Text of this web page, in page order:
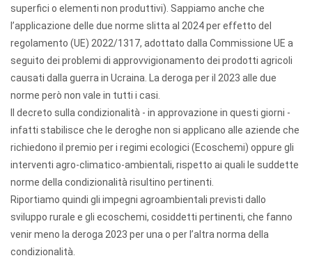
superfici o elementi non produttivi). Sappiamo anche che
l’applicazione delle due norme slitta al 2024 per effetto del
regolamento (UE) 2022/1317, adottato dalla Commissione UE a
seguito dei problemi di approvvigionamento dei prodotti agricoli
causati dalla guerra in Ucraina. La deroga per il 2023 alle due
norme però non vale in tutti i casi.
Il decreto sulla condizionalità - in approvazione in questi giorni -
infatti stabilisce che le deroghe non si applicano alle aziende che
richiedono il premio per i regimi ecologici (Ecoschemi) oppure gli
interventi agro-climatico-ambientali, rispetto ai quali le suddette
norme della condizionalità risultino pertinenti.
Riportiamo quindi gli impegni agroambientali previsti dallo
sviluppo rurale e gli ecoschemi, cosiddetti pertinenti, che fanno
venir meno la deroga 2023 per una o per l’altra norma della
condizionalità.